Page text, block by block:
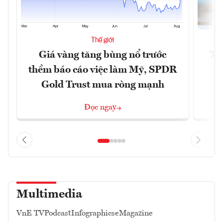
Thế giới
Giá vàng tăng bùng nổ trước
thềm báo cáo việc làm Mỹ, SPDR
Gold Trust mua ròng mạnh
Đọc ngay
Multimedia
VnE TVPodcastInfographicseMagazine